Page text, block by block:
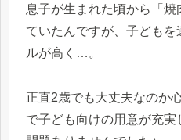
息子が生まれた頃から「
ていたんですが、子ども
ルが高く…。
正直2歳でも大丈夫なのか
で子ども向けの用意が充